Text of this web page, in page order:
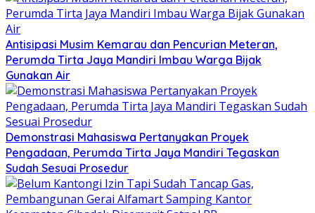
Antisipasi Musim Kemarau dan Pencurian Meteran,
Perumda Tirta Jaya Mandiri Imbau Warga Bijak
Gunakan Air
Demonstrasi Mahasiswa Pertanyakan Proyek
Pengadaan, Perumda Tirta Jaya Mandiri Tegaskan
Sudah Sesuai Prosedur